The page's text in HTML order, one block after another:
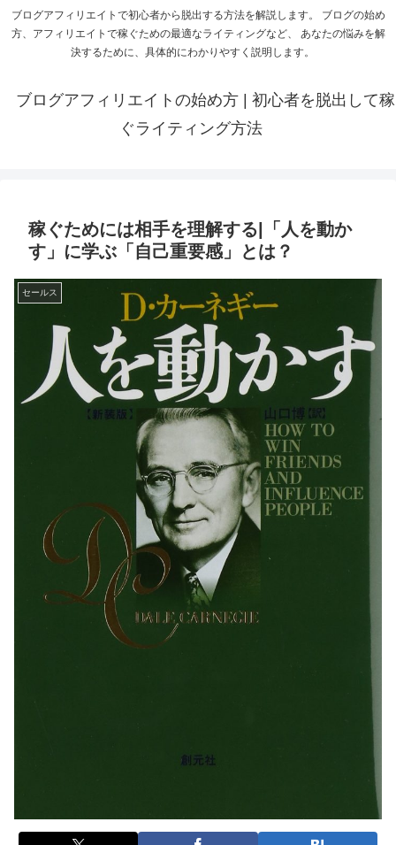
ブログアフィリエイトで初心者から脱出する方法を解説します。 ブログの始め
方、アフィリエイトで稼ぐための最適なライティングなど、 あなたの悩みを解
決するために、具体的にわかりやすく説明します。
ブログアフィリエイトの始め方 | 初心者を脱出して稼
ぐライティング方法
稼ぐためには相手を理解する|「人を動か
す」に学ぶ「自己重要感」とは？
セールス